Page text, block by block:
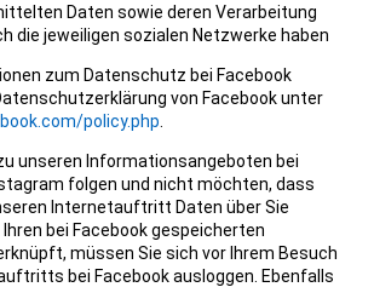
Daten sowie deren Verarbeitung
die jeweiligen sozialen Netzwerke haben
zum Datenschutz bei Facebook
von Facebook unter
policy.php
unseren Informationsangeboten bei
folgen und nicht möchten, dass
Internetauftritt Daten über Sie
bei Facebook gespeicherten
müssen Sie sich vor Ihrem Besuch
bei Facebook ausloggen. Ebenfalls